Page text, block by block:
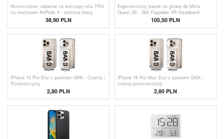
Wzmocnione, odporne na wstrząsy etui TPU
na słuchawki AirPods 4 - ochrona klasy
wojskowej z karabińczykiem - czerwone
38,90 PLN
Ergonomiczny pasek na głowę do Meta
Quest 3S - 360 Flippable VR Headband -
105,50 PLN
iPhone 16 Pro Etui z paskiem GKK - Czarny /
Przezroczysty
2,80 PLN
iPhone 16 Pro Max Etui z paskiem GKK -
czarny/przezroczysty
2,80 PLN